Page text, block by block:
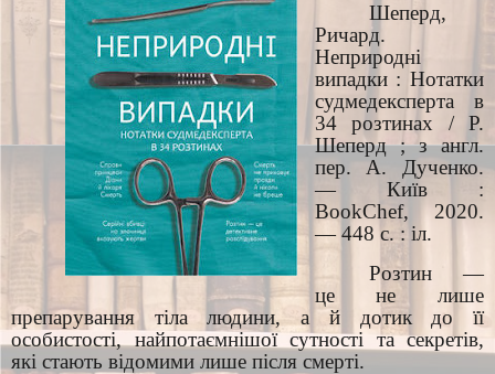
Шеперд,
Ричард.
Неприродні
випадки : Нотатки
судмедексперта в
34 розтинах / Р.
Шеперд ; з англ.
пер. А. Дученко.
— Київ :
BookChef, 2020.
— 448 с. : іл.
Розтин —
це не лише
препарування тіла людини, а й дотик до її
особистості, найпотаємнішої сутності та секретів,
які стають відомими лише після смерті.